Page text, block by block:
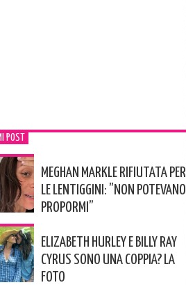
POST
MEGHAN MARKLE RIFIUTATA PER
LE LENTIGGINI: ”NON POTEVANO
PROPORMI”
ELIZABETH HURLEY E BILLY RAY
CYRUS SONO UNA COPPIA? LA
FOTO